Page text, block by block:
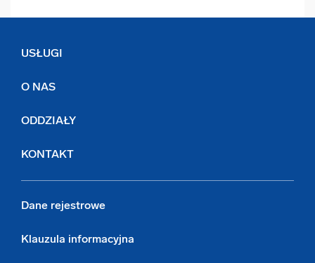
USŁUGI
O NAS
ODDZIAŁY
KONTAKT
Dane rejestrowe
Klauzula informacyjna